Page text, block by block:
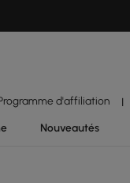
d'affiliation |
Nouveautés